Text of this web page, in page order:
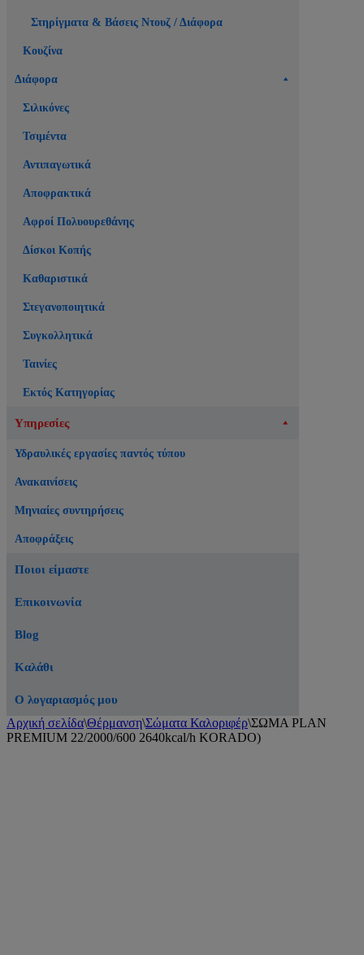
Στηρίγματα & Βάσεις Ντουζ / Διάφορα
Κουζίνα
Διάφορα
Σιλικόνες
Τσιμέντα
Αντιπαγωτικά
Αποφρακτικά
Αφροί Πολυουρεθάνης
Δίσκοι Κοπής
Καθαριστικά
Στεγανοποιητικά
Συγκολλητικά
Ταινίες
Εκτός Κατηγορίας
Υπηρεσίες
Υδραυλικές εργασίες παντός τύπου
Ανακαινίσεις
Μηνιαίες συντηρήσεις
Αποφράξεις
Ποιοι είμαστε
Επικοινωνία
Blog
Καλάθι
Ο λογαριασμός μου
Αρχική σελίδα\Θέρμανση\Σώματα Καλοριφέρ\ΣΩΜΑ PLAN
PREMIUM 22/2000/600 2640kcal/h KORADO)